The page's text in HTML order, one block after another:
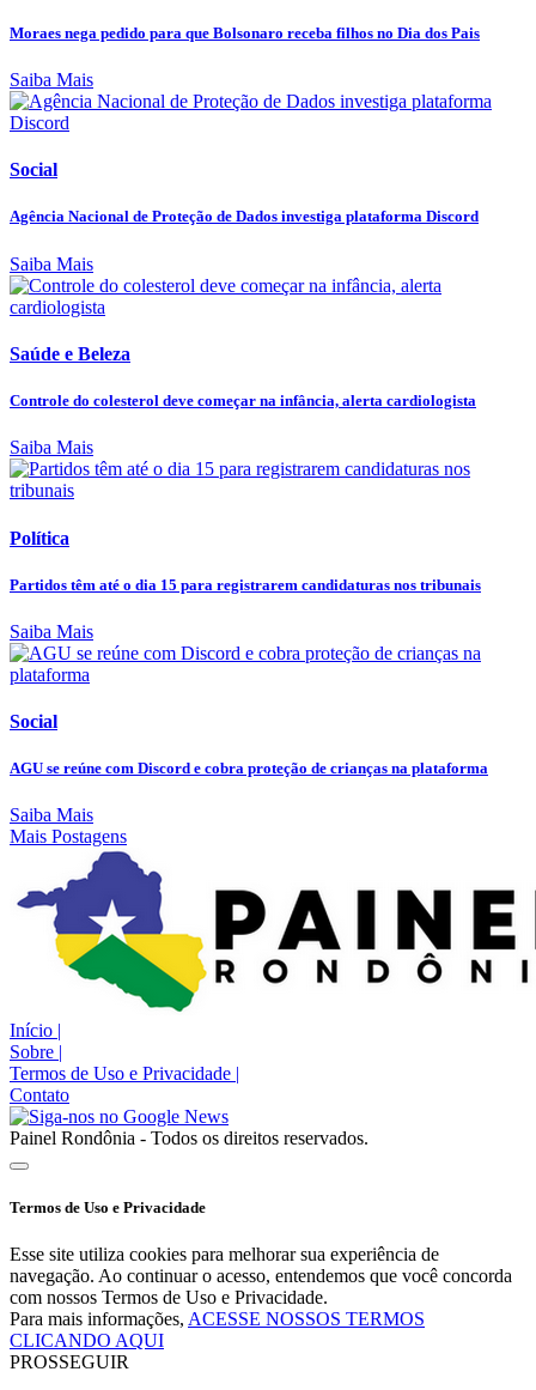
Moraes nega pedido para que Bolsonaro receba filhos no Dia dos Pais
Saiba Mais
Social
Agência Nacional de Proteção de Dados investiga plataforma Discord
Saiba Mais
Saúde e Beleza
Controle do colesterol deve começar na infância, alerta cardiologista
Saiba Mais
Política
Partidos têm até o dia 15 para registrarem candidaturas nos tribunais
Saiba Mais
Social
AGU se reúne com Discord e cobra proteção de crianças na plataforma
Saiba Mais
Mais Postagens
Início
Sobre
Termos de Uso e Privacidade
Contato
Painel Rondônia - Todos os direitos reservados.
Termos de Uso e Privacidade
Esse site utiliza cookies para melhorar sua experiência de
navegação. Ao continuar o acesso, entendemos que você concorda
com nossos Termos de Uso e Privacidade.
Para mais informações, ACESSE NOSSOS TERMOS
CLICANDO AQUI
PROSSEGUIR